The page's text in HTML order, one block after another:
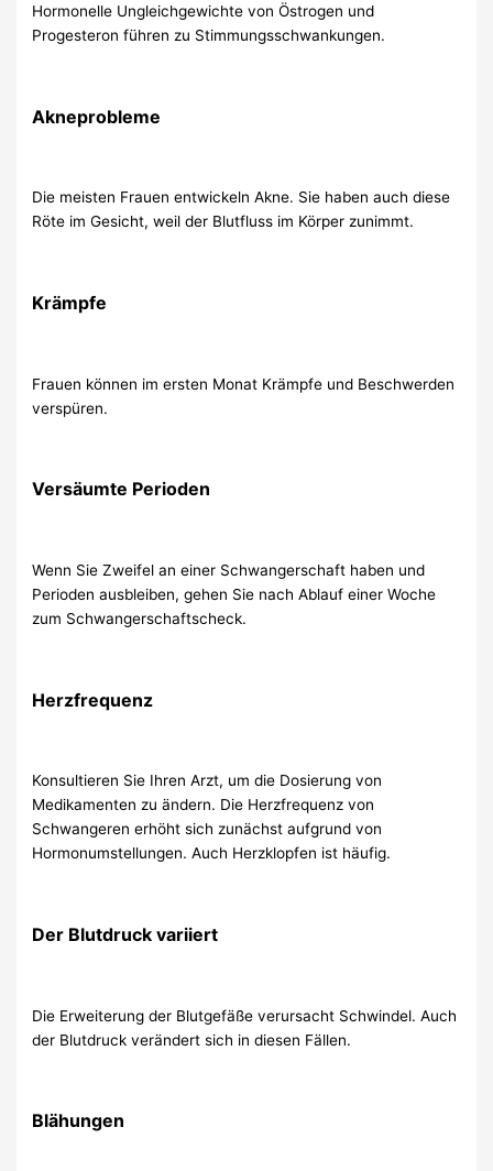
Hormonelle Ungleichgewichte von Östrogen und
Progesteron führen zu Stimmungsschwankungen.
Akneprobleme
Die meisten Frauen entwickeln Akne. Sie haben auch diese
Röte im Gesicht, weil der Blutfluss im Körper zunimmt.
Krämpfe
Frauen können im ersten Monat Krämpfe und Beschwerden
verspüren.
Versäumte Perioden
Wenn Sie Zweifel an einer Schwangerschaft haben und
Perioden ausbleiben, gehen Sie nach Ablauf einer Woche
zum Schwangerschaftscheck.
Herzfrequenz
Konsultieren Sie Ihren Arzt, um die Dosierung von
Medikamenten zu ändern. Die Herzfrequenz von
Schwangeren erhöht sich zunächst aufgrund von
Hormonumstellungen. Auch Herzklopfen ist häufig.
Der Blutdruck variiert
Die Erweiterung der Blutgefäße verursacht Schwindel. Auch
der Blutdruck verändert sich in diesen Fällen.
Blähungen